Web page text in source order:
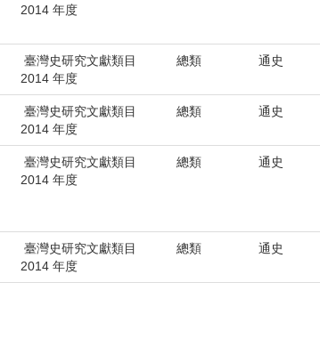
2014 年度
臺灣史研究文獻類目
2014 年度
總類 通史
臺灣史研究文獻類目
2014 年度
總類 通史
臺灣史研究文獻類目
2014 年度
總類 通史
臺灣史研究文獻類目
2014 年度
總類 通史